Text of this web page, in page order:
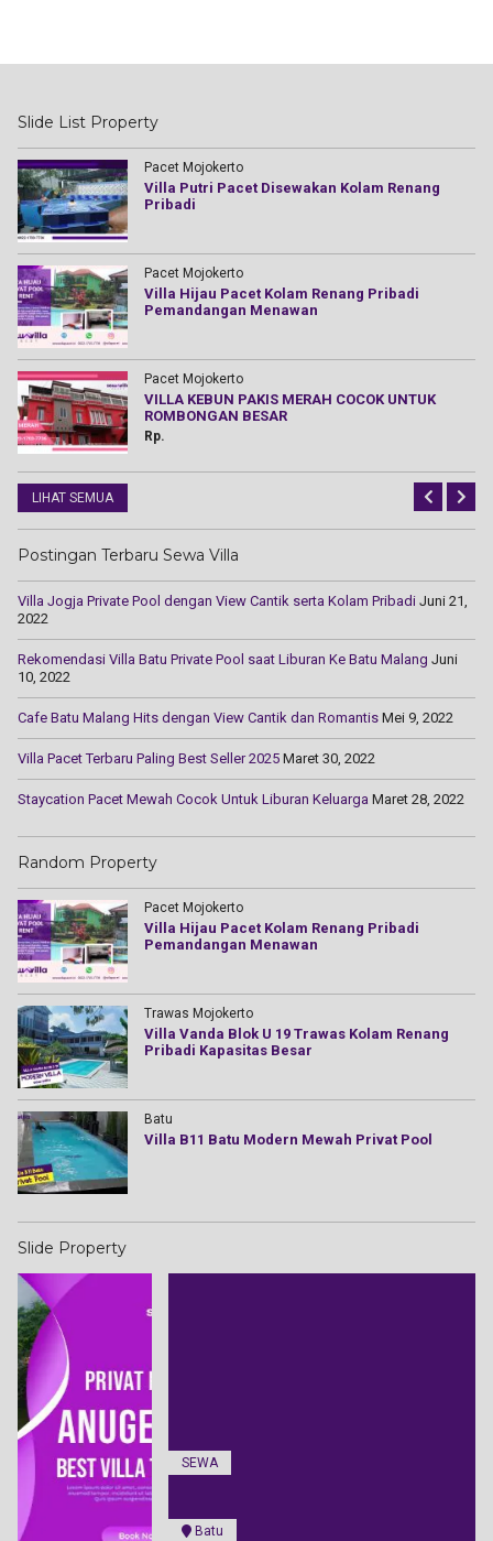
Slide List Property
Pacet Mojokerto
Villa Putri Pacet Disewakan Kolam Renang
Pribadi
Pacet Mojokerto
Villa Hijau Pacet Kolam Renang Pribadi
Pemandangan Menawan
Pacet Mojokerto
VILLA KEBUN PAKIS MERAH COCOK UNTUK
ROMBONGAN BESAR
Rp.
LIHAT SEMUA
Postingan Terbaru Sewa Villa
Villa Jogja Private Pool dengan View Cantik serta Kolam Pribadi Juni 21,
2022
Rekomendasi Villa Batu Private Pool saat Liburan Ke Batu Malang Juni
10, 2022
Cаfе Batu Mаlаng Hіtѕ dengan Vіеw Cаntіk dаn Rоmаntіѕ Mei 9, 2022
Villa Pacet Terbaru Paling Best Seller 2025 Maret 30, 2022
Staycation Pacet Mewah Cocok Untuk Liburan Keluarga Maret 28, 2022
Random Property
Pacet Mojokerto
Villa Hijau Pacet Kolam Renang Pribadi
Pemandangan Menawan
Trawas Mojokerto
Villa Vanda Blok U 19 Trawas Kolam Renang
Pribadi Kapasitas Besar
Batu
Villa B11 Batu Modern Mewah Privat Pool
Slide Property
SEWA